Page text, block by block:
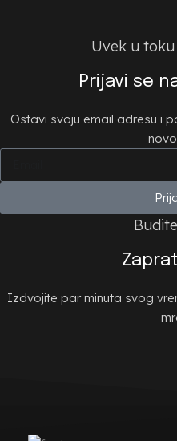
Uvek u
Prijavi se
Ostavi svoju email adresu i
Izdvojite par minuta svog